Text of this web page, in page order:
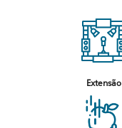
Extensão